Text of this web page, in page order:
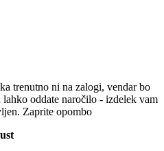
trenutno ni na zalogi, vendar bo
oddate naročilo - izdelek vam
Zaprite opombo